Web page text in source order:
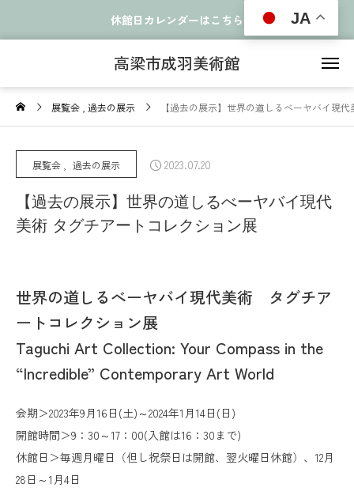
休館日カレンダーはこちら
高梁市成羽美術館
展覧会 過去の展示 【過去の展示】世界の道しるべーヤバイ現
展覧会 過去の展示 2023.07.20
【過去の展示】世界の道しるべーヤバイ現代
美術 タグチアートコレクション展
世界の道しるべーヤバイ現代美術 タグチア
ートコレクション展
Taguchi Art Collection: Your Compass in the
“Incredible” Contemporary Art World
会期＞2023年9月16日(土)～2024年1月14日(日)
開館時間＞9：30～17：00(入館は16：30まで)
休館日＞毎週月曜日（但し祝祭日は開館、翌火曜日休館）、12月
28日～1月4日
JA